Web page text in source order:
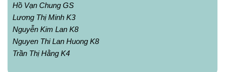
Hồ Vạn Chung GS
Lương Thị Minh K3
Nguyễn Kim Lan K8
Nguyen Thi Lan Huong K8
Trần Thị Hằng K4